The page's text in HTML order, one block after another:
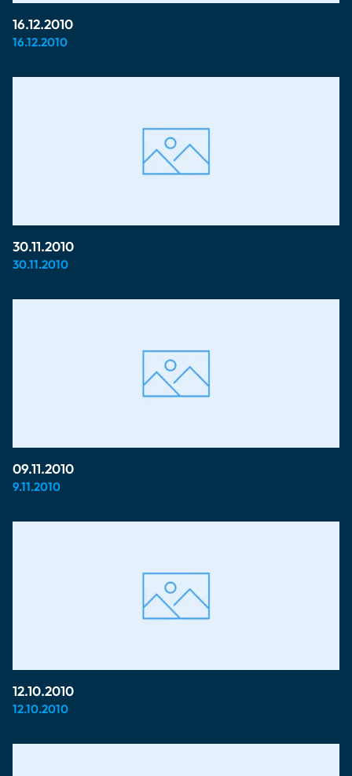
16.12.2010
16.12.2010
30.11.2010
30.11.2010
09.11.2010
9.11.2010
12.10.2010
12.10.2010